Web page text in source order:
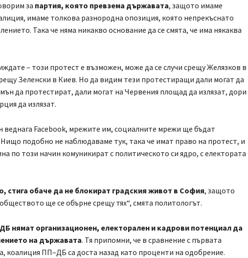
за партия, която превзема държавата, защото имаме
имаме толкова разнородна опозиция, която непрекъснато
Така че няма никакво основание да се смята, че има някаква
– този протест е възможен, може да се случи срещу Желязков в
Зеленски в Киев. Но да видим тези протестиращи дали могат да
да протестират, дали могат на Червения площад да излязат, дори
да излязат.
веднага Facebook, мрежите им, социалните мрежи ще бъдат
Нищо подобно не наблюдаваме тук, така че имат право на протест, и
по този начин комуникират с политическото си ядро, с електората
стига обаче да не блокират градския живот в София, защото
ще се обърне срещу тях“, смята политологът.
нямат организационен, електорален и кадрови потенциал да
на държавата. Тя припомни, че в сравнение с първата
коалиция ПП–ДБ са доста назад като проценти на одобрение.